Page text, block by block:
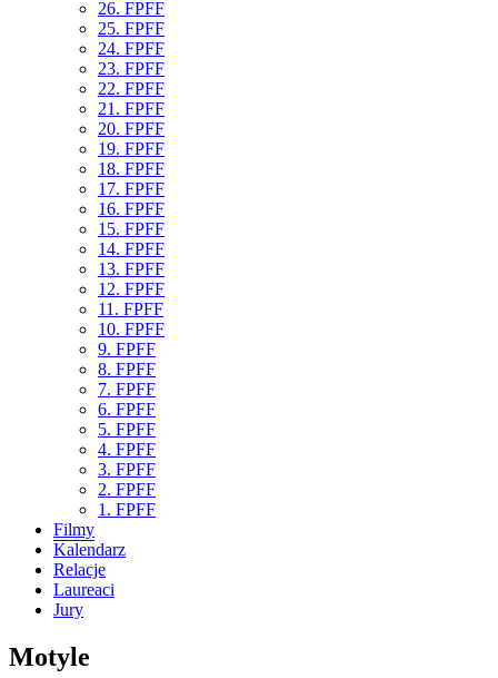
26. FPFF
25. FPFF
24. FPFF
23. FPFF
22. FPFF
21. FPFF
20. FPFF
19. FPFF
18. FPFF
17. FPFF
16. FPFF
15. FPFF
14. FPFF
13. FPFF
12. FPFF
11. FPFF
10. FPFF
9. FPFF
8. FPFF
7. FPFF
6. FPFF
5. FPFF
4. FPFF
3. FPFF
2. FPFF
1. FPFF
Filmy
Kalendarz
Relacje
Laureaci
Jury
Motyle